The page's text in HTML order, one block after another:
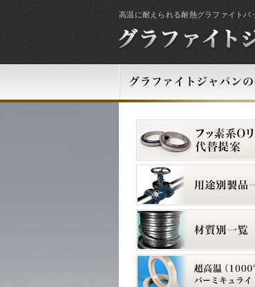
高温に耐えられる耐熱グラファイトパ